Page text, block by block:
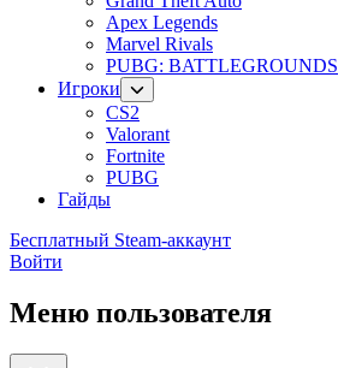
Apex Legends
Marvel Rivals
PUBG: BATTLEGROUNDS
Игроки
CS2
Valorant
Fortnite
PUBG
Гайды
Бесплатный Steam-аккаунт
Войти
Меню пользователя